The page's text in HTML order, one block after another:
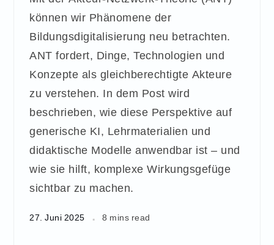
können wir Phänomene der
Bildungsdigitalisierung neu betrachten.
ANT fordert, Dinge, Technologien und
Konzepte als gleichberechtigte Akteure
zu verstehen. In dem Post wird
beschrieben, wie diese Perspektive auf
generische KI, Lehrmaterialien und
didaktische Modelle anwendbar ist – und
wie sie hilft, komplexe Wirkungsgefüge
sichtbar zu machen.
27. Juni 2025 8 mins read